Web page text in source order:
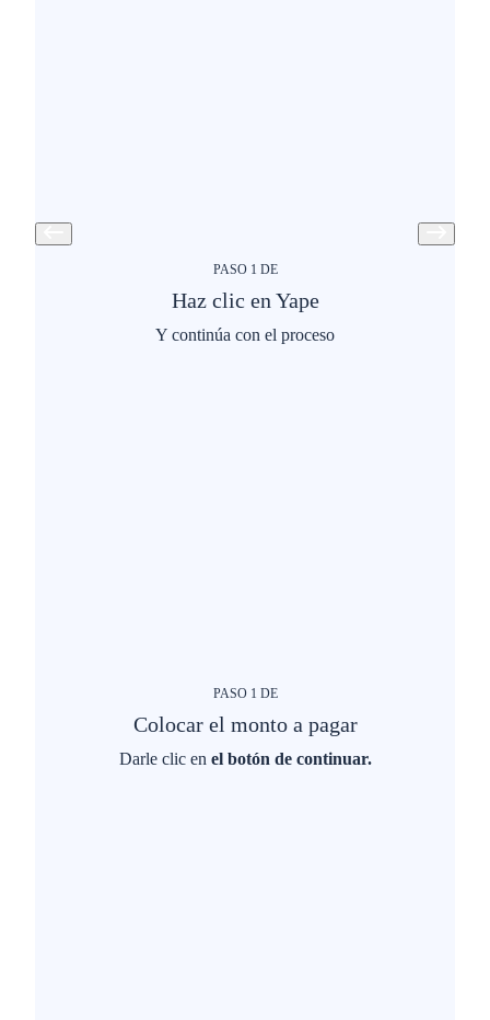
PASO 1 DE
Haz clic en Yape
​Y continúa con el proceso​
PASO 1 DE
Colocar el monto a pagar
Darle clic en el botón de continuar.